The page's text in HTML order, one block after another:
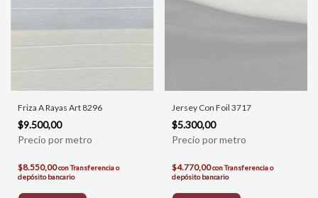
Friza A Rayas Art 8296
$9.500,00
$8.550,00conTransferencia o
depósito bancario
Jersey Con Foil 3717
$5.300,00
$4.770,00conTransferencia o
depósito bancario